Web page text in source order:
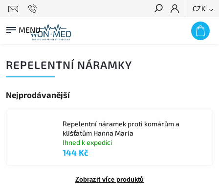
CZK
HLEDAT
REPELENTNÍ NÁRAMKY
Nejprodávanější
Repelentní náramek proti komárům a
klíšťatům Hanna Maria
Ihned k expedici
144 Kč
Zobrazit více produktů